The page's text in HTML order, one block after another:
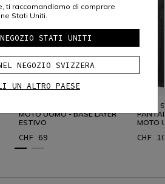
MOTO UOMO - BASE LAYER
ESTIVO
CHF 69
HARD
MOTO
CHF
ti raccomandiamo di comprare
Stati Uniti.
STATI UNITI
NEGOZIO SVIZZERA
UN ALTRO PAESE